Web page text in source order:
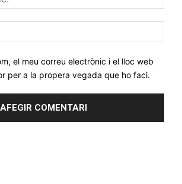
web:
el meu correu electrònic i el lloc web
per a la propera vegada que ho faci.